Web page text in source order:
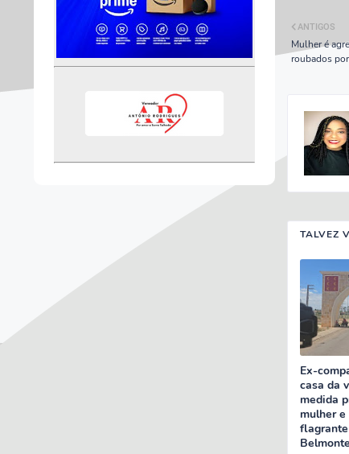
ANTIGOS
Mulher é
roubados
TALVEZ
Ex-
casa da
medida
mulher
flagrante
Belmonte